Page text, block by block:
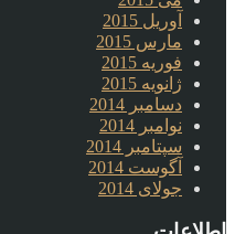
آوریل 2015
مارس 2015
فوریه 2015
ژانویه 2015
دسامبر 2014
نوامبر 2014
سپتامبر 2014
آگوست 2014
جولای 2014